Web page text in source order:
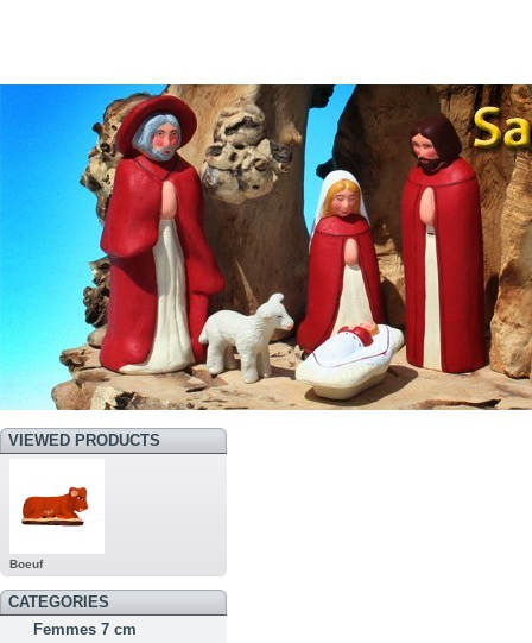
VIEWED PRODUCTS
Boeuf
CATEGORIES
Femmes 7 cm